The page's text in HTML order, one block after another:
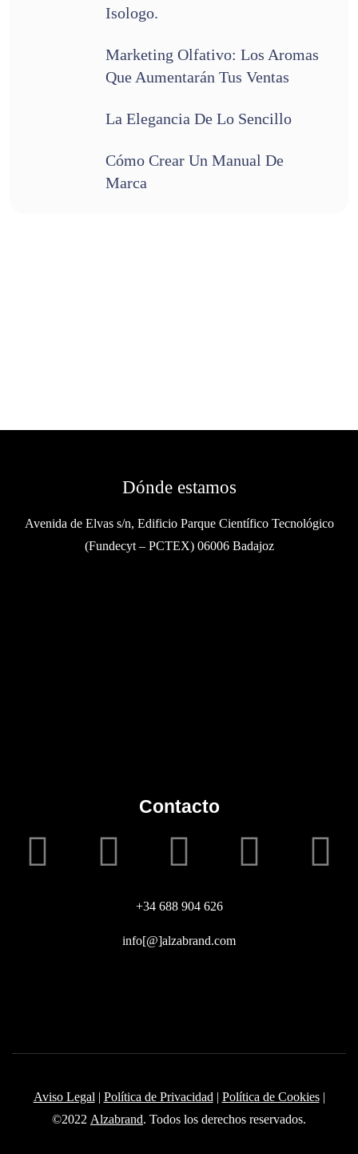
Isologo.
Marketing Olfativo: Los Aromas
Que Aumentarán Tus Ventas
La Elegancia De Lo Sencillo
Cómo Crear Un Manual De
Marca
Dónde estamos
Avenida de Elvas s/n, Edificio Parque Científico Tecnológico
(Fundecyt – PCTEX) 06006 Badajoz
Contacto
+34 688 904 626
info[@]alzabrand.com
Aviso Legal | Política de Privacidad | Política de Cookies|
©2022 Alzabrand. Todos los derechos reservados.